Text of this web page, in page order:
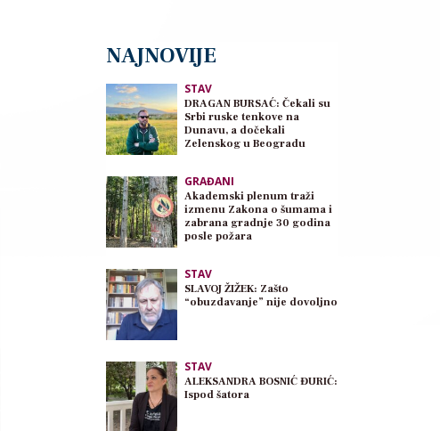
NAJNOVIJE
STAV
DRAGAN BURSAĆ: Čekali su
Srbi ruske tenkove na
Dunavu, a dočekali
Zelenskog u Beogradu
GRAĐANI
Akademski plenum traži
izmenu Zakona o šumama i
zabrana gradnje 30 godina
posle požara
STAV
SLAVOJ ŽIŽEK: Zašto
“obuzdavanje” nije dovoljno
STAV
ALEKSANDRA BOSNIĆ ĐURIĆ:
Ispod šatora